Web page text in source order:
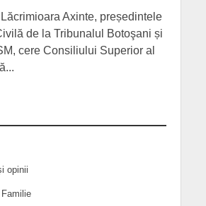
Axinte, președintele
de la Tribunalul Botoşani și
cere Consiliului Superior al
opinii